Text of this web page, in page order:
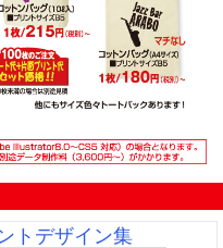
トデザイン集